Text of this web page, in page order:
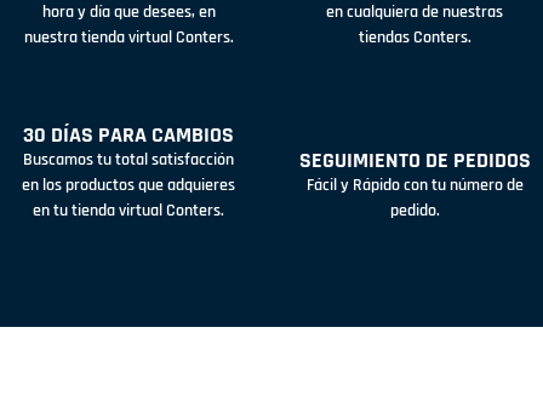
hora y día que desees, en
nuestra tienda virtual Conters.
en cualquiera de nuestras
tiendas Conters.
30 DÍAS PARA CAMBIOS
Buscamos tu total satisfacción
en los productos que adquieres
en tu tienda virtual Conters.
SEGUIMIENTO DE PEDIDOS
Fácil y Rápido con tu número de
pedido.